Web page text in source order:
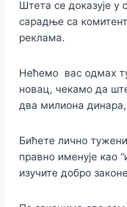
Штета се доказује у
сарадње са
реклама.
Нећемо вас одмах
новац, чекамо да
два милиона динара,
Бићете лично
правно именује као
изучите добро